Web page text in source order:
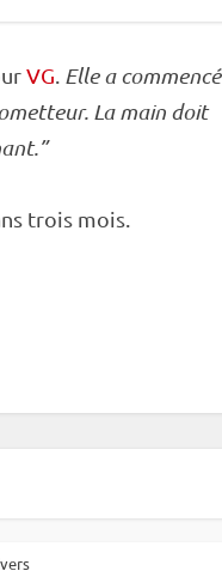
VG Elle a commencé
La main doit
trois mois.